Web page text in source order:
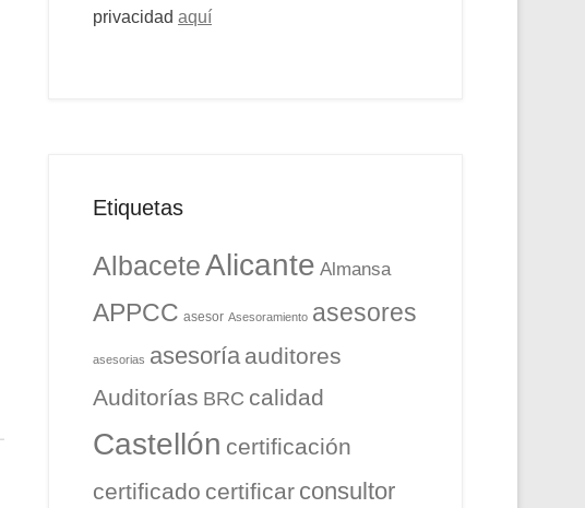
privacidad aquí
Etiquetas
AlbaceteAlicante Almansa
APPCC asesor Asesoramiento asesores
asesorias asesoría auditores
Auditorías BRC calidad
Castellón certificación
certificado certificar consultor